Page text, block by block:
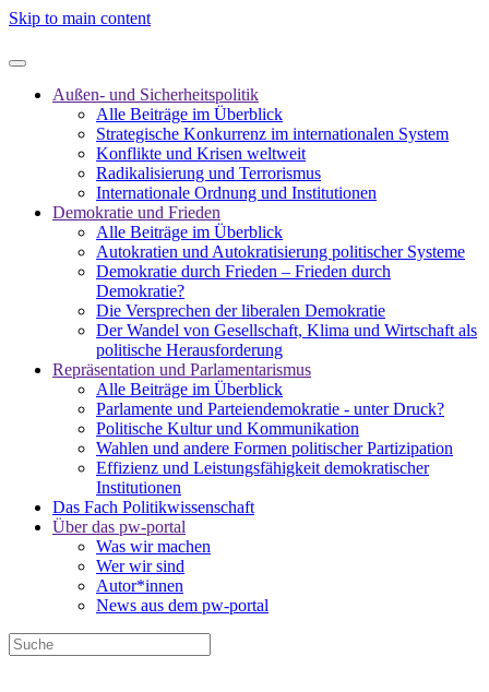
Skip to main content
Außen- und Sicherheitspolitik
Alle Beiträge im Überblick
Strategische Konkurrenz im internationalen System
Konflikte und Krisen weltweit
Radikalisierung und Terrorismus
Internationale Ordnung und Institutionen
Demokratie und Frieden
Alle Beiträge im Überblick
Autokratien und Autokratisierung politischer Systeme
Demokratie durch Frieden – Frieden durch
Demokratie?
Die Versprechen der liberalen Demokratie
Der Wandel von Gesellschaft, Klima und Wirtschaft als
politische Herausforderung
Repräsentation und Parlamentarismus
Alle Beiträge im Überblick
Parlamente und Parteiendemokratie - unter Druck?
Politische Kultur und Kommunikation
Wahlen und andere Formen politischer Partizipation
Effizienz und Leistungsfähigkeit demokratischer
Institutionen
Das Fach Politikwissenschaft
Über das pw-portal
Was wir machen
Wer wir sind
Autor*innen
News aus dem pw-portal